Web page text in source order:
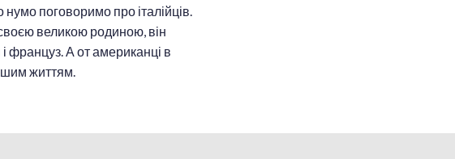
поговоримо про італійців.
своєю великою родиною, він
француз. А от американці в
життям.